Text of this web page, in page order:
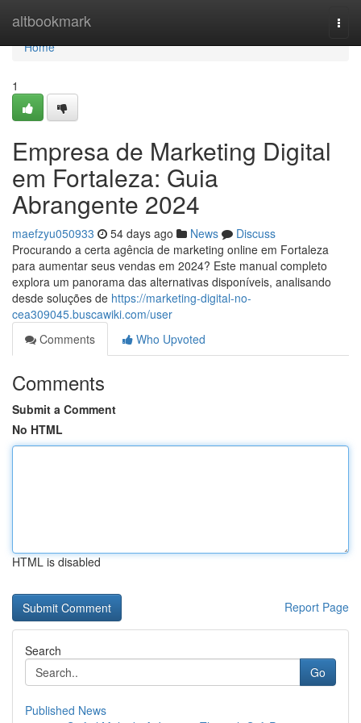
altbookmark
Home
Home
1
Empresa de Marketing Digital
em Fortaleza: Guia
Abrangente 2024
maefzyu050933 54 days ago News
Discuss
Procurando a certa agência de marketing online em Fortaleza
para aumentar seus vendas em 2024? Este manual completo
explora um panorama das alternativas disponíveis, analisando
desde soluções de https://marketing-digital-no-
cea309045.buscawiki.com/user
Comments
Who Upvoted
Comments
Submit a Comment
No HTML
HTML is disabled
Report Page
Search
Go
Published News